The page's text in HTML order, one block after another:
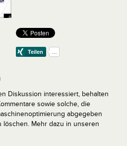
Diskussion interessiert, behalten
sowie solche, die
abgegeben
Mehr dazu in unseren